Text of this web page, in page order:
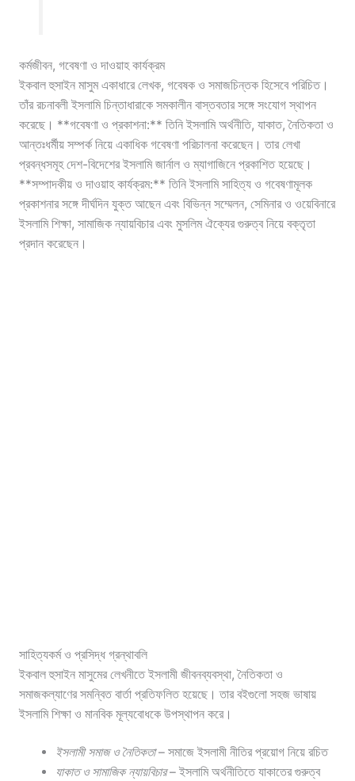
কর্মজীবন, গবেষণা ও দাওয়াহ কার্যক্রম
ইকবাল হুসাইন মাসুম একাধারে লেখক, গবেষক ও সমাজচিন্তক হিসেবে পরিচিত।
তাঁর রচনাবলী ইসলামি চিন্তাধারাকে সমকালীন বাস্তবতার সঙ্গে সংযোগ স্থাপন
করেছে। **গবেষণা ও প্রকাশনা:** তিনি ইসলামি অর্থনীতি, যাকাত, নৈতিকতা ও
আন্তঃধর্মীয় সম্পর্ক নিয়ে একাধিক গবেষণা পরিচালনা করেছেন। তার লেখা
প্রবন্ধসমূহ দেশ-বিদেশের ইসলামি জার্নাল ও ম্যাগাজিনে প্রকাশিত হয়েছে।
**সম্পাদকীয় ও দাওয়াহ কার্যক্রম:** তিনি ইসলামি সাহিত্য ও গবেষণামূলক
প্রকাশনার সঙ্গে দীর্ঘদিন যুক্ত আছেন এবং বিভিন্ন সম্মেলন, সেমিনার ও ওয়েবিনারে
ইসলামি শিক্ষা, সামাজিক ন্যায়বিচার এবং মুসলিম ঐক্যের গুরুত্ব নিয়ে বক্তৃতা
প্রদান করেছেন।
সাহিত্যকর্ম ও প্রসিদ্ধ গ্রন্থাবলি
ইকবাল হুসাইন মাসুমের লেখনীতে ইসলামী জীবনব্যবস্থা, নৈতিকতা ও
সমাজকল্যাণের সমন্বিত বার্তা প্রতিফলিত হয়েছে। তার বইগুলো সহজ ভাষায়
ইসলামি শিক্ষা ও মানবিক মূল্যবোধকে উপস্থাপন করে।
ইসলামী সমাজ ও নৈতিকতা– সমাজে ইসলামী নীতির প্রয়োগ নিয়ে রচিত
যাকাত ও সামাজিক ন্যায়বিচার– ইসলামি অর্থনীতিতে যাকাতের গুরুত্ব